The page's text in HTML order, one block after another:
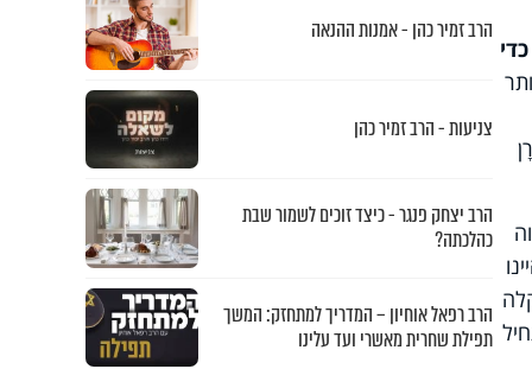
הרב זמיר כהן - אמנות ההנאה
צניעות - הרב זמיר כהן
הרב יצחק פנגר - כיצד זוכים לשמור שבת
כהלכתה?
הרב רפאל אוחיון – המדריך למתחזק: המשך
תפילת שחרית מאשרי ועד עלינו